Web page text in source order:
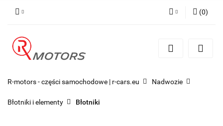
Zarejestruj się
(0)
R-motors - części samochodowe | r-cars.eu Nadwozie
Błotniki i elementy Błotniki